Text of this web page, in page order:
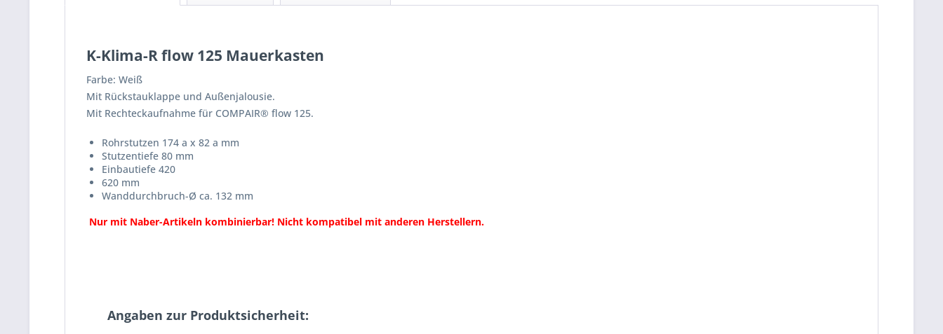
K-Klima-R flow 125 Mauerkasten
Farbe: Weiß
Mit Rückstauklappe und Außenjalousie.
Mit Rechteckaufnahme für COMPAIR® flow 125.
Rohrstutzen 174 a x 82 a mm
Stutzentiefe 80 mm
Einbautiefe 420
620 mm
Wanddurchbruch-Ø ca. 132 mm
Nur mit Naber-Artikeln kombinierbar! Nicht kompatibel mit anderen Herstellern.
Angaben zur Produktsicherheit: